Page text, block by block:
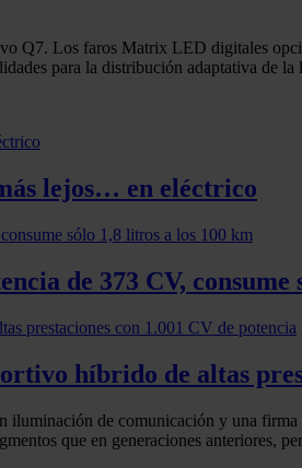
Q7. Los faros Matrix LED digitales
para la distribución adaptativa de la
lejos… en eléctrico
de 373 CV, consume
híbrido de altas
iluminación de comunicación y una
que en generaciones anteriores,